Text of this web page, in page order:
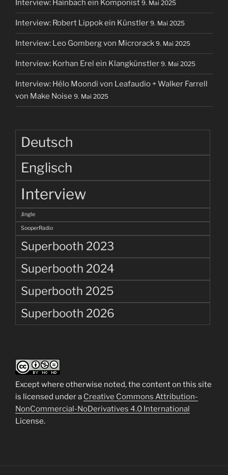
Interview: Hainbach ein Komponist 9. Mai 2025
Interview: Robert Lippok ein Künstler 9. Mai 2025
Interview: Leo Gomberg von Microrack 9. Mai 2025
Interview: Korhan Erel ein Klangkünstler 9. Mai 2025
Interview: Hélo Moondi von Leafaudio + Walker Farrell
von Make Noise 9. Mai 2025
Deutsch
Englisch
Interview
Jingle
SooperRadio
Superbooth 2023
Superbooth 2024
Superbooth 2025
Superbooth 2026
Except where otherwise noted, the content on this site
is licensed under a Creative Commons Attribution-
NonCommercial-NoDerivatives 4.0 International
License.